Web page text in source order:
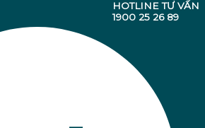
HOTLINE TƯ VẤN
1900 25 26 89